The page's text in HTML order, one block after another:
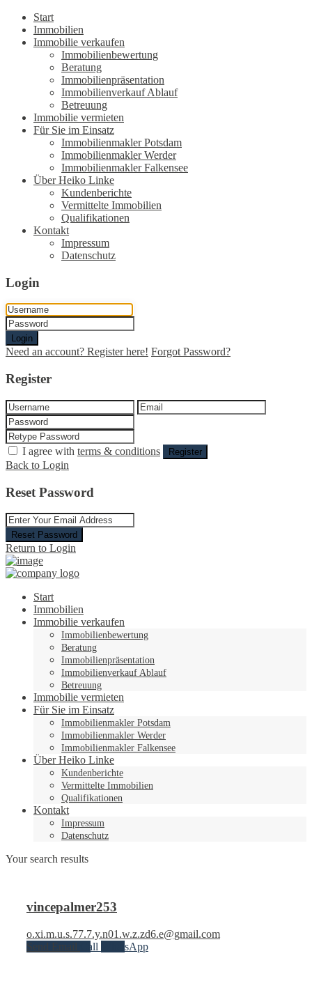
Start
Immobilien
Immobilie verkaufen
Immobilienbewertung
Beratung
Immobilienpräsentation
Immobilienverkauf Ablauf
Betreuung
Immobilie vermieten
Für Sie im Einsatz
Immobilienmakler Potsdam
Immobilienmakler Werder
Immobilienmakler Falkensee
Über Heiko Linke
Kundenberichte
Vermittelte Immobilien
Qualifikationen
Kontakt
Impressum
Datenschutz
Login
Login
Need an account? Register here! Forgot Password?
Register
I agree with terms & conditions Register
Back to Login
Reset Password
Reset Password
Return to Login
Start
Immobilien
Immobilie verkaufen
Immobilienbewertung
Beratung
Immobilienpräsentation
Immobilienverkauf Ablauf
Betreuung
Immobilie vermieten
Für Sie im Einsatz
Immobilienmakler Potsdam
Immobilienmakler Werder
Immobilienmakler Falkensee
Über Heiko Linke
Kundenberichte
Vermittelte Immobilien
Qualifikationen
Kontakt
Impressum
Datenschutz
Your search results
vincepalmer253
o.xi.m.u.s.77.7.y.n01.w.z.zd6.e@gmail.com
Send Email
Call WhatsApp